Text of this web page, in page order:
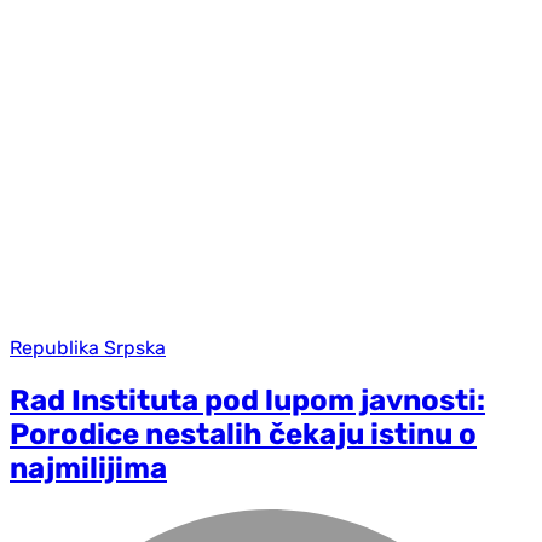
Republika Srpska
Rad Instituta pod lupom javnosti:
Porodice nestalih čekaju istinu o
najmilijima